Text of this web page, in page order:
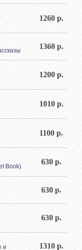
1260 р.
1360 р.
1200 р.
1010 р.
1100 р.
Book)
630 р.
630 р.
630 р.
и
1310 р.